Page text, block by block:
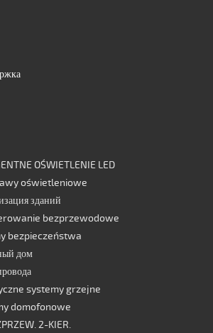
OŚWIETLENIE LED
oświetleniowe
зданий
bezprzewodowe
bezpieczeństwa
дом
systemy grzejne
domofonowe
2-KIER.